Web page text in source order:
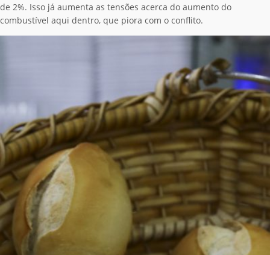
de 2%. Isso já aumenta as tensões acerca do aumento do
combustível aqui dentro, que piora com o conflito.